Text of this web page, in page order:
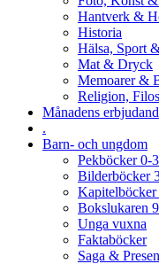
Hantverk &
Historia
Hälsa, Sport
Mat & Dryck
Memoarer &
Religion,
Månadens
.
Barn- och ungdom
Pekböcker 0-
Bilderböcker
Kapitelböcker
Bokslukaren
Unga vuxna
Faktaböcker
Saga &